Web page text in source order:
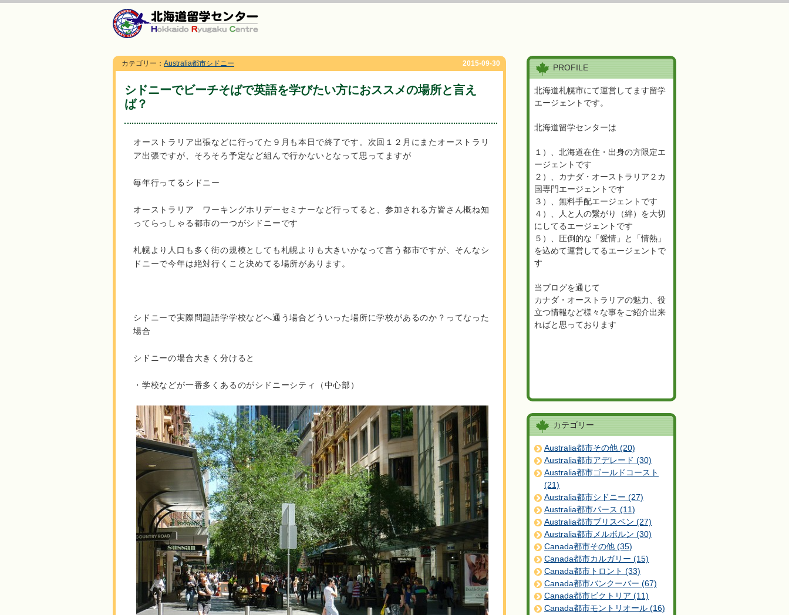
カテゴリー： Australia都市シドニー 2015-09-30
シドニーでビーチそばで英語を学びたい方におススメの場所と言え
ば？
オーストラリア出張などに行ってた９月も本日で終了です。次回１２月にまたオーストラリ
ア出張ですが、そろそろ予定など組んで行かないとなって思ってますが
毎年行ってるシドニー
オーストラリア ワーキングホリデーセミナーなど行ってると、参加される方皆さん概ね知
ってらっしゃる都市の一つがシドニーです
札幌より人口も多く街の規模としても札幌よりも大きいかなって言う都市ですが、そんなシ
ドニーで今年は絶対行くこと決めてる場所があります。
シドニーで実際問題語学学校などへ通う場合どういった場所に学校があるのか？ってなった
場合
シドニーの場合大きく分けると
・学校などが一番多くあるのがシドニーシティ（中心部）
PROFILE
北海道札幌市にて運営してます留学
エージェントです。
北海道留学センターは
１）、北海道在住・出身の方限定エ
ージェントです
２）、カナダ・オーストラリア２カ
国専門エージェントです
３）、無料手配エージェントです
４）、人と人の繋がり（絆）を大切
にしてるエージェントです
５）、圧倒的な「愛情」と「情熱」
を込めて運営してるエージェントで
す
当ブログを通じて
カナダ・オーストラリアの魅力、役
立つ情報など様々な事をご紹介出来
ればと思っております
カテゴリー
Australia都市その他 (20)
Australia都市アデレード (30)
Australia都市ゴールドコースト
(21)
Australia都市シドニー (27)
Australia都市パース (11)
Australia都市ブリスベン (27)
Australia都市メルボルン (30)
Canada都市その他 (35)
Canada都市カルガリー (15)
Canada都市トロント (33)
Canada都市バンクーバー (67)
Canada都市ビクトリア (11)
Canada都市モントリオール (16)